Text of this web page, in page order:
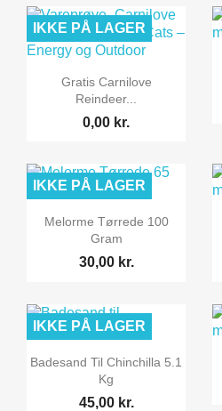
 Vis her
Gratis Carnilove
Reindeer...
0,00 kr.
IKKE PÅ LAGER
 Vis her
Melorme Tørrede 100
Gram
30,00 kr.
IKKE PÅ LAGER
 Vis her
Badesand Til Chinchilla 5.1
Kg
45,00 kr.
IKKE PÅ LAGER